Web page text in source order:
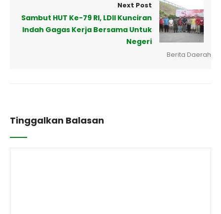
Next Post
Sambut HUT Ke-79 RI, LDII Kunciran
Indah Gagas Kerja Bersama Untuk
Negeri
Berita Daerah
Tinggalkan Balasan